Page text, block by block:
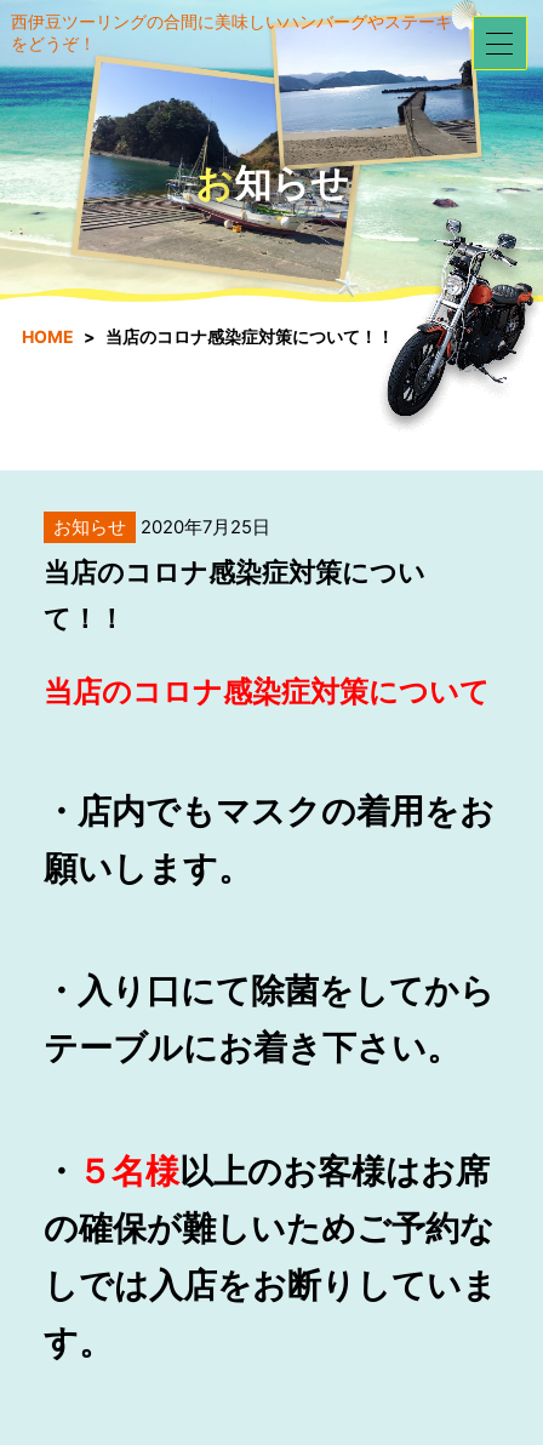
西伊豆ツーリングの合間に美味しいハンバーグやステーキ
をどうぞ！
お知らせ
HOME 当店のコロナ感染症対策について！！
お知らせ 2020年7月25日
当店のコロナ感染症対策につい
て！！
当店のコ ロナ感染症対策について
・店内でもマスクの着用をお
願いします。
・入り口にて除菌をしてから
テーブルにお着き下さい。
・ ５名様以上のお客様はお席
の確保が難しいためご予約な
しでは入店をお断りしていま
す。